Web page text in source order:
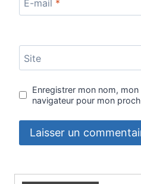
E-mail *
Site
Enregistrer mon nom,
navigateur pour mon